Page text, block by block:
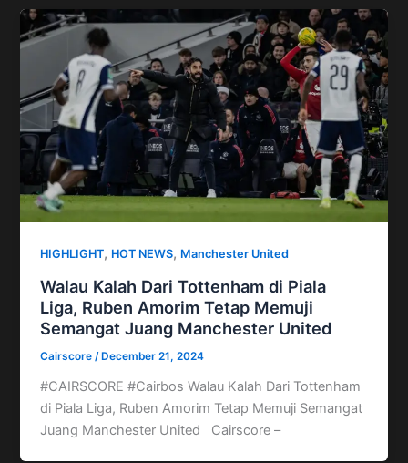
HIGHLIGHT, HOT NEWS, Manchester United
Walau Kalah Dari Tottenham di Piala
Liga, Ruben Amorim Tetap Memuji
Semangat Juang Manchester United
Cairscore/ December 21, 2024
#CAIRSCORE #Cairbos Walau Kalah Dari Tottenham
di Piala Liga, Ruben Amorim Tetap Memuji Semangat
Juang Manchester United Cairscore –